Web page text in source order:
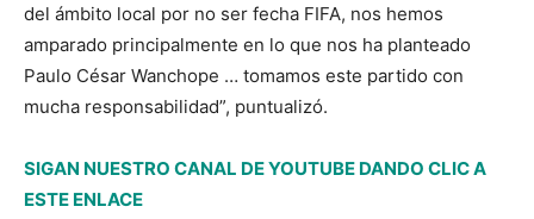
del ámbito local por no ser fecha FIFA, nos hemos
amparado principalmente en lo que nos ha planteado
Paulo César Wanchope … tomamos este partido con
mucha responsabilidad”, puntualizó.
SIGAN NUESTRO CANAL DE YOUTUBE DANDO CLIC A
ESTE ENLACE